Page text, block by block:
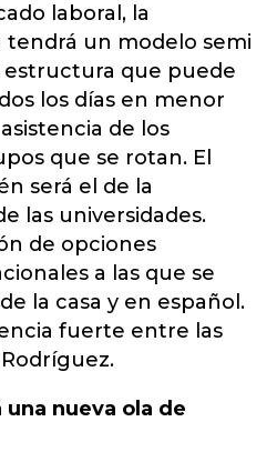
laboral, la
un modelo semi
que puede
los días en menor
de los
que se rotan. El
será el de la
las universidades.
de opciones
a las que se
la casa y en español.
fuerte entre las
nueva ola de